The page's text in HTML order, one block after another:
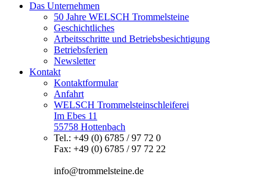
Das Unternehmen
50 Jahre WELSCH Trommelsteine
Geschichtliches
Arbeitsschritte und Betriebsbesichtigung
Betriebsferien
Newsletter
Kontakt
Kontaktformular
Anfahrt
WELSCH Trommelsteinschleiferei
Im Ebes 11
55758 Hottenbach
Tel.: +49 (0) 6785 / 97 72 0
Fax: +49 (0) 6785 / 97 72 22
info@trommelsteine.de